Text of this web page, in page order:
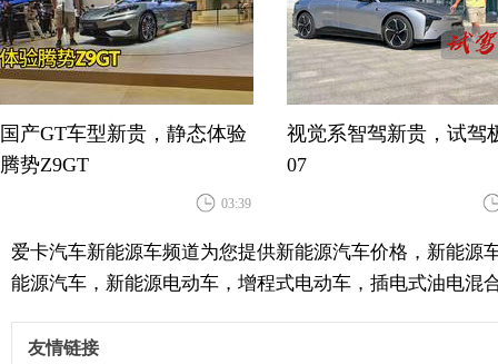
国产GT车型新贵，静态体验
腾势Z9GT
03:39
视觉系智驾新贵，试驾
07
爱卡汽车新能源车频道为您提供新能源汽车价格，新能
能源汽车，新能源电动车，增程式电动车，插电式油电
友情链接